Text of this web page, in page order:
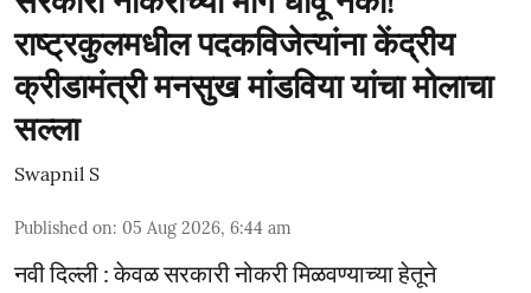
राष्ट्रकुलमधील पदकविजेत्यांना केंद्रीय
क्रीडामंत्री मनसुख मांडविया यांचा मोलाचा
सल्ला
Swapnil S
Published on: 05 Aug 2026, 6:44 am
नवी दिल्ली : केवळ सरकारी नोकरी मिळवण्याच्या हेतूने